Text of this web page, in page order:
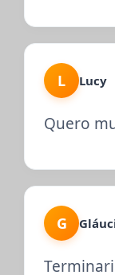
L Lucy
Quero
G